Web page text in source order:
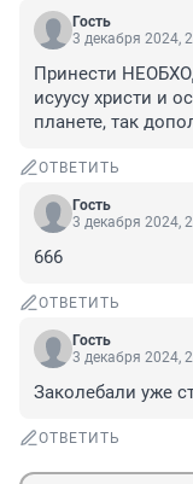
Гость
3 декабря 2024,
Принести
исуусу христи и
планете, так
ОТВЕТИТЬ
Гость
3 декабря 2024,
666
ОТВЕТИТЬ
Гость
3 декабря 2024,
Заколебали уже
ОТВЕТИТЬ